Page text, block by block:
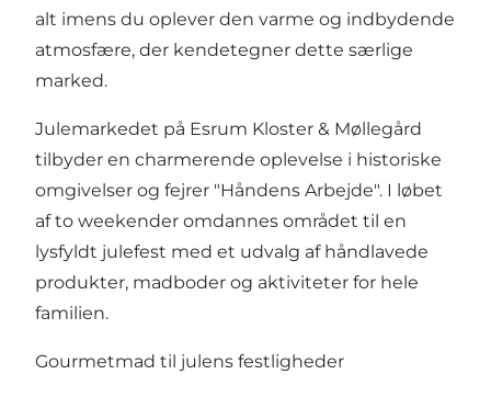
alt imens du oplever den varme og indbydende
atmosfære, der kendetegner dette særlige
marked.
Julemarkedet på Esrum Kloster & Møllegård
tilbyder en charmerende oplevelse i historiske
omgivelser og fejrer "Håndens Arbejde". I løbet
af to weekender omdannes området til en
lysfyldt julefest med et udvalg af håndlavede
produkter, madboder og aktiviteter for hele
familien.
Gourmetmad til julens festligheder